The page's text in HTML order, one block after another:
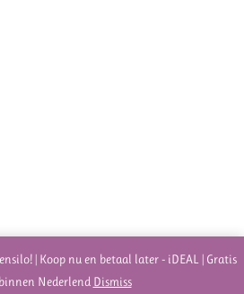
| Koop nu en betaal later - iDEAL | Gratis
Nederlend Dismiss